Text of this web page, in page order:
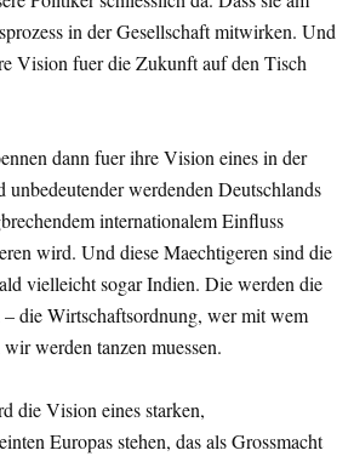
in der Gesellschaft mitwirken. Und
Vision fuer die Zukunft auf den Tisch
dann fuer ihre Vision eines in der
werdenden Deutschlands
internationalem Einfluss
wird. Und diese Maechtigeren sind die
vielleicht sogar Indien. Die werden die
die Wirtschaftsordnung, wer mit wem
werden tanzen muessen.
die Vision eines starken,
Europas stehen, das als Grossmacht